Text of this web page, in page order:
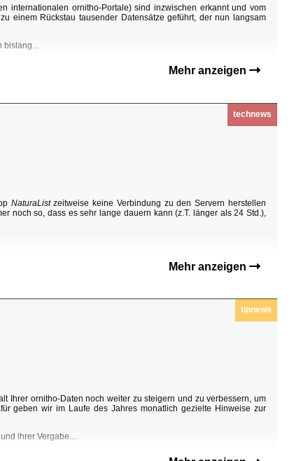
internationalen ornitho-Portale) sind inzwischen erkannt und vom
einem Rückstau tausender Datensätze geführt, der nun langsam
bislang...
Mehr anzeigen
technews
NaturaListzeitweise keine Verbindung zu den Servern herstellen
noch so, dass es sehr lange dauern kann (z.T. länger als 24 Std.),
Mehr anzeigen
tipnews
Ihrer ornitho-Daten noch weiter zu steigern und zu verbessern, um
geben wir im Laufe des Jahres monatlich gezielte Hinweise zur
ihrer Vergabe....